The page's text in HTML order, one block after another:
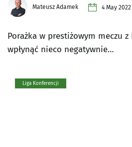
Mateusz Adamek 4 May 2022
Porażka w prestiżowym meczu z
wpłynąć nieco negatywnie…
Liga Konferencji